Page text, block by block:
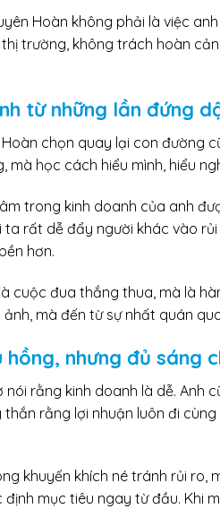
Hoàn không phải là việc
trường, không trách hoàn
từ những lần đứng
chọn quay lại con đường
mà học cách hiểu mình, hiểu
trong kinh doanh của anh
rất dễ đẩy người khác vào
hơn.
cuộc đua thắng thua, mà là
mà đến từ sự nhất quán
hồng, nhưng đủ sáng
rằng kinh doanh là dễ. Anh
rằng lợi nhuận luôn đi
khuyến khích né tránh rủi ro,
mục tiêu ngay từ đầu. Khi